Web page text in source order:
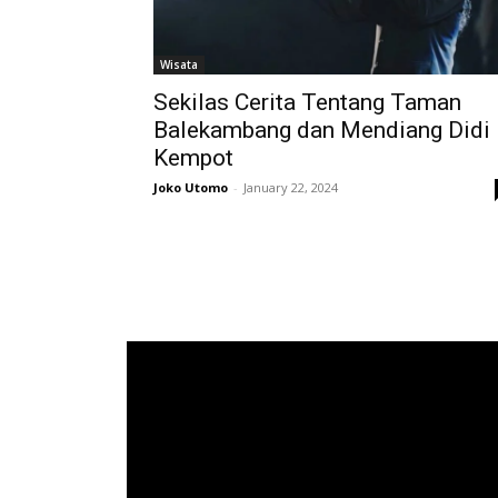
Wisata
Sekilas Cerita Tentang Taman
Balekambang dan Mendiang Didi
Kempot
Joko Utomo - January 22, 2024